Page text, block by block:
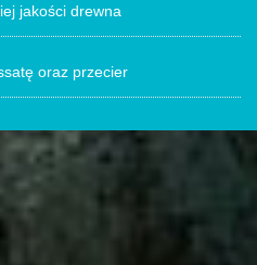
jakości drewna
oraz przecier